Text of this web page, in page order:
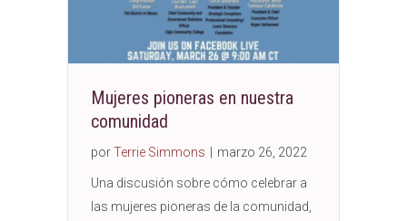
Mujeres pioneras en nuestra
comunidad
porTerrie Simmons marzo 26, 2022
Una discusión sobre cómo celebrar a
las mujeres pioneras de la comunidad,